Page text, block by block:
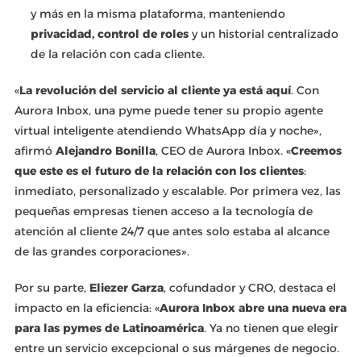
y más en la misma plataforma, manteniendo
privacidad, control de rolesy un historial centralizado
de la relación con cada cliente.
«La revolución del servicio al cliente ya está aquí. Con
Aurora Inbox, una pyme puede tener su propio agente
virtual inteligente atendiendo WhatsApp día y noche»,
afirmó Alejandro Bonilla, CEO de Aurora Inbox. «Creemos
que este es el futuro de la relación con los clientes:
inmediato, personalizado y escalable. Por primera vez, las
pequeñas empresas tienen acceso a la tecnología de
atención al cliente 24/7 que antes solo estaba al alcance
de las grandes corporaciones».
Por su parte, Eliezer Garza, cofundador y CRO, destaca el
impacto en la eficiencia: «Aurora Inbox abre una nueva era
para las pymes de Latinoamérica. Ya no tienen que elegir
entre un servicio excepcional o sus márgenes de negocio.